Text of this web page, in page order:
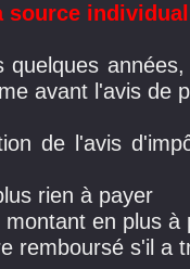
source
quelques années,
avant l'avis de
de l'avis
rien à payer
en plus
remboursé s'il a